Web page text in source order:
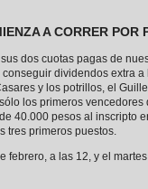
A CORRER POR
dos cuotas pagas de
dividendos extra
y los potrillos, el
los primeros vencedores
40.000 pesos al inscripto
tres primeros puestos.
febrero, a las 12, y el